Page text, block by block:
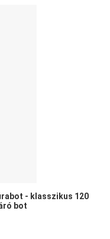
- klasszikus 120
bot